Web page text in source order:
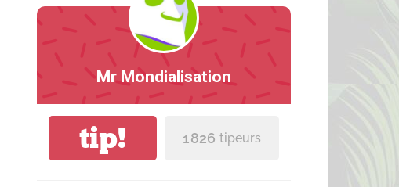
Mr Mondialisation
tip! 1 826 tipeurs